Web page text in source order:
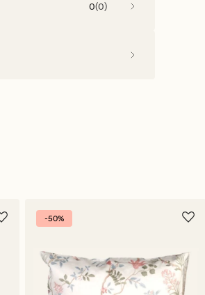
0(0)
-50%